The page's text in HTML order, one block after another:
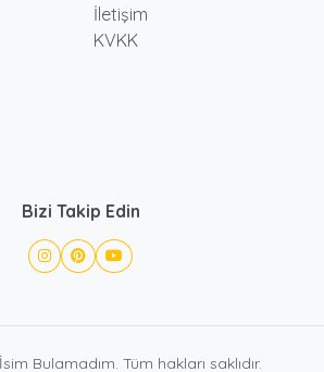
İletişim
KVKK
Bizi Takip Edin
Bulamadım. Tüm hakları saklıdır.